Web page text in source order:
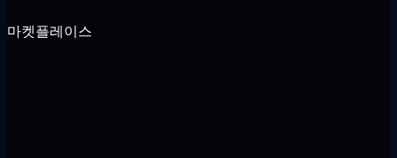
마켓플레이스